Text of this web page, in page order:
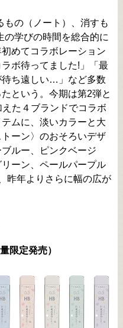
もの（ノート）、消すも
の学びの時間を総合的に
めてコラボレーション
ボ待ってました!」「最
ち遠しい…」など多数
という。今期は第2弾と
た４ブランドでコラボ
ムに、淡いカラーと大
ーン〉のおそろいデザ
ルー、ピンクベージ
ーン、ペールパープル
昨年よりさらに幅の広が
限定発売）